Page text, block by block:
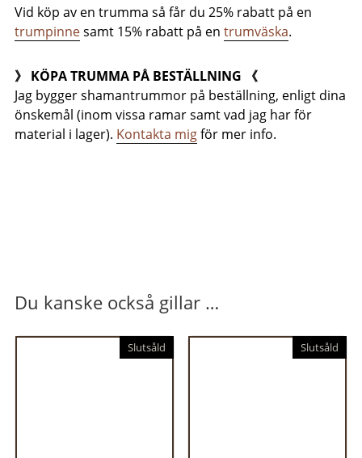
Vid köp av en trumma så får du 25% rabatt på en
trumpinnesamt 15% rabatt på en trumväska.
》 KÖPA TRUMMA PÅ BESTÄLLNING 《
Jag bygger shamantrummor på beställning, enligt dina
önskemål (inom vissa ramar samt vad jag har för
material i lager). Kontakta migför mer info.
Du kanske också gillar …
Slutsåld Slutsåld